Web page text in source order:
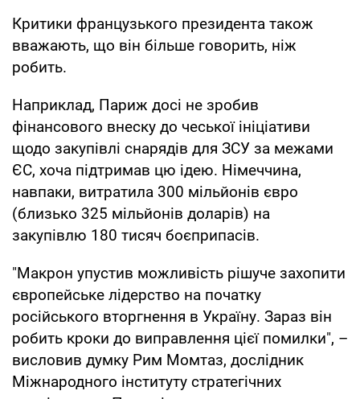
Критики французького президента також
вважають, що він більше говорить, ніж
робить.
Наприклад, Париж досі не зробив
фінансового внеску до чеської ініціативи
щодо закупівлі снарядів для ЗСУ за межами
ЄС, хоча підтримав цю ідею. Німеччина,
навпаки, витратила 300 мільйонів євро
(близько 325 мільйонів доларів) на
закупівлю 180 тисяч боєприпасів.
"Макрон упустив можливість рішуче захопити
європейське лідерство на початку
російського вторгнення в Україну. Зараз він
робить кроки до виправлення цієї помилки", –
висловив думку Рим Момтаз, дослідник
Міжнародного інституту стратегічних